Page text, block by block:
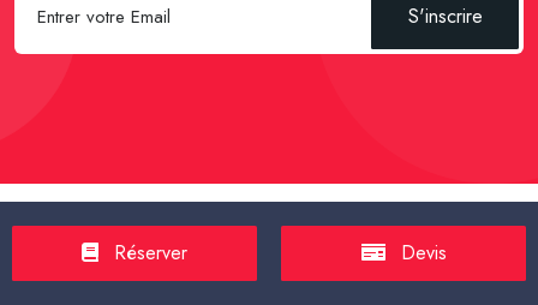
S'inscrire
Spécial Passager : -Réserver un Taxi
Réserver Devis